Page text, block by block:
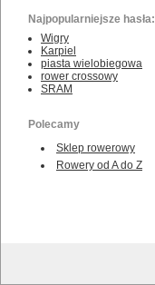
Najpopularniejsze hasła:
Wigry
Karpiel
piasta wielobiegowa
rower crossowy
SRAM
Polecamy
Sklep rowerowy
Rowery od A do Z